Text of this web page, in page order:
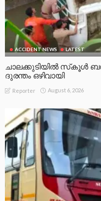
ACCIDENT NEWS LATEST
ചാലക്കുടിയിൽ സ്‌കൂൾ
ദുരന്തം ഒഴിവായി
Reporter August 6, 2026